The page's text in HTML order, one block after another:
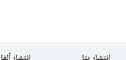
انتشار بتا انتشار آلفا